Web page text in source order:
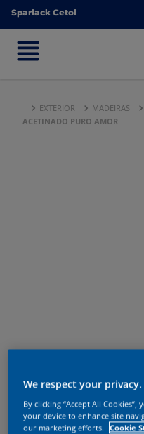
Sparlack Cetol
Sparlack Cetol
EXTERIOR MADEIRAS
ACETINADO PURO AMOR
We respect your privacy.
By clicking “Accept All
your device to enhance site
our marketing efforts.
Cookie